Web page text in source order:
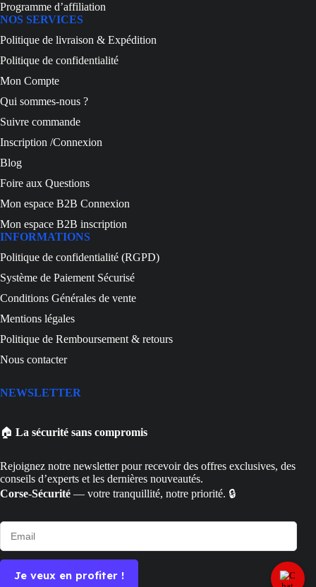
Programme d’affiliation
NOS SERVICES
Politique de livraison & Expédition
Politique de confidentialité
Mon Compte
Qui sommes-nous ?
Suivre commande
Inscription /Connexion
Blog
Foire aux Questions
Mon espace B2B Connexion
Mon espace B2B inscription
INFORMATIONS
Politique de confidentialité (RGPD)
Système de Paiement Sécurisé
Conditions Générales de vente
Mentions légales
Politique de Remboursement & retours
Nous contacter
NEWSLETTER
🏠 La sécurité sans compromis
Rejoignez notre newsletter pour recevoir des offres exclusives, des
conseils d’experts et les dernières nouveautés.
Corse-Sécurité — votre tranquillité, notre priorité. 🔒
Je veux en profiter !